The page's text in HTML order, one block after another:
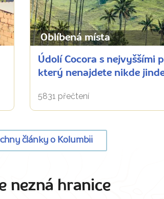
Oblíbená místa
Údolí Cocora s nejvyššími
který nenajdete nikde
5831 přečtení
články o Kolumbii
nezná hranice